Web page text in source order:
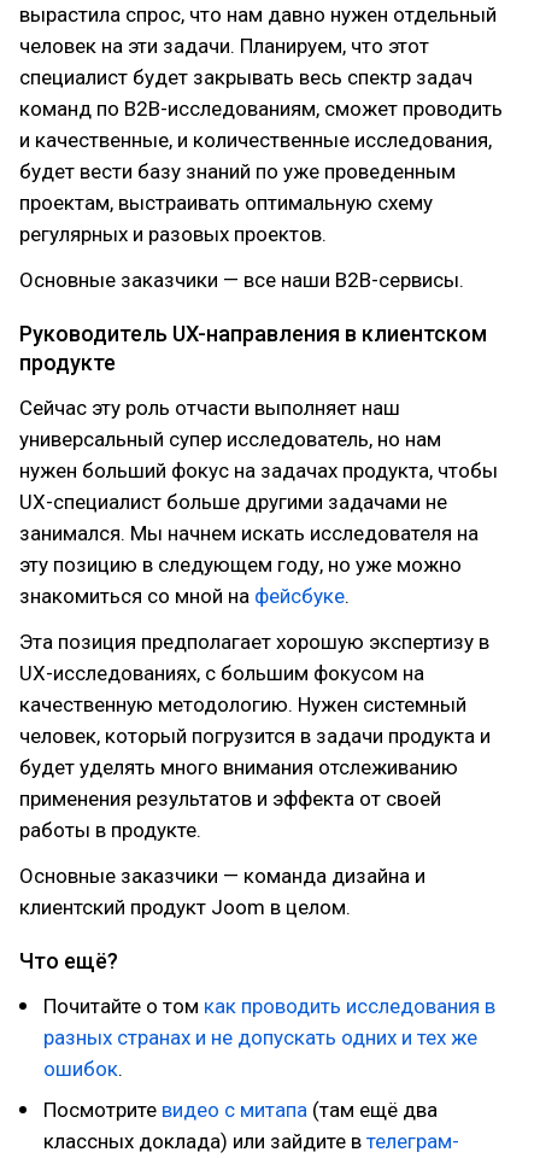
вырастила спрос, что нам давно нужен отдельный
человек на эти задачи. Планируем, что этот
специалист будет закрывать весь спектр задач
команд по B2B-исследованиям, сможет проводить
и качественные, и количественные исследования,
будет вести базу знаний по уже проведенным
проектам, выстраивать оптимальную схему
регулярных и разовых проектов.
Основные заказчики — все наши B2B-сервисы.
Руководитель UX-направления в клиентском
продукте
Сейчас эту роль отчасти выполняет наш
универсальный супер исследователь, но нам
нужен больший фокус на задачах продукта, чтобы
UX-специалист больше другими задачами не
занимался. Мы начнем искать исследователя на
эту позицию в следующем году, но уже можно
знакомиться со мной на фейсбуке.
Эта позиция предполагает хорошую экспертизу в
UX-исследованиях, с большим фокусом на
качественную методологию. Нужен системный
человек, который погрузится в задачи продукта и
будет уделять много внимания отслеживанию
применения результатов и эффекта от своей
работы в продукте.
Основные заказчики — команда дизайна и
клиентский продукт Joom в целом.
Что ещё?
Почитайте о том как проводить исследования в
разных странах и не допускать одних и тех же
ошибок.
Посмотрите видео с митапа (там ещё два
классных доклада) или зайдите в телеграм-